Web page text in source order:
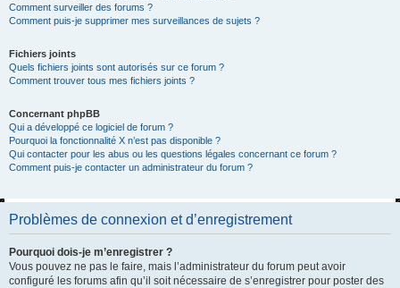
Comment surveiller des forums ?
Comment puis-je supprimer mes surveillances de sujets ?
Fichiers joints
Quels fichiers joints sont autorisés sur ce forum ?
Comment trouver tous mes fichiers joints ?
Concernant phpBB
Qui a développé ce logiciel de forum ?
Pourquoi la fonctionnalité X n’est pas disponible ?
Qui contacter pour les abus ou les questions légales concernant ce forum ?
Comment puis-je contacter un administrateur du forum ?
Problèmes de connexion et d’enregistrement
Pourquoi dois-je m’enregistrer ?
Vous pouvez ne pas le faire, mais l’administrateur du forum peut avoir
configuré les forums afin qu’il soit nécessaire de s’enregistrer pour poster des